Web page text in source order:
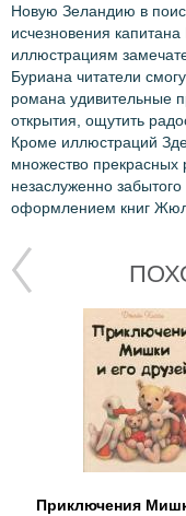
Новую Зеландию в
исчезновения
иллюстрациям
Буриана читатели
романа удивительные
открытия, ощутить
Кроме иллюстраций
множество прекрасных
незаслуженно
оформлением книг
Приключения